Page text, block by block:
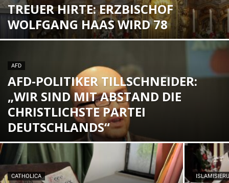
TREUER HIRTE: ERZBISCHOF
WOLFGANG HAAS WIRD 78
AFD
AFD-POLITIKER TILLSCHNEIDER:
„WIR SIND MIT ABSTAND DIE
CHRISTLICHSTE PARTEI
DEUTSCHLANDS“
CATHOLICA